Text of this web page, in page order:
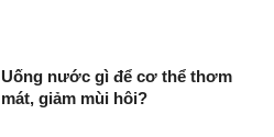
Uống nước gì để cơ thể thơm
mát, giảm mùi hôi?